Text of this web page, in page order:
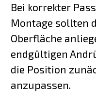
Bei korrekter
Montage sollten
Oberfläche
endgültigen
die Position
anzupassen.